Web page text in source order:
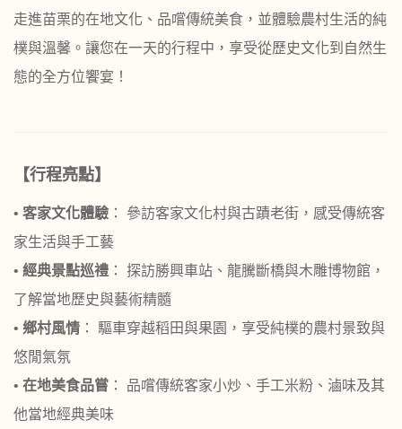
走進苗栗的在地文化、品嚐傳統美食，並體驗農村生活的純
樸與溫馨。讓您在一天的行程中，享受從歷史文化到自然生
態的全方位饗宴！
【行程亮點】
• 客家文化體驗 ： 參訪客家文化村與古蹟老街，感受傳統客
家生活與手工藝
• 經典景點巡禮 ： 探訪勝興車站、龍騰斷橋與木雕博物館，
了解當地歷史與藝術精髓
• 鄉村風情 ： 驅車穿越稻田與果園，享受純樸的農村景致與
悠閒氣氛
• 在地美食品嘗 ： 品嚐傳統客家小炒、手工米粉、滷味及其
他當地經典美味